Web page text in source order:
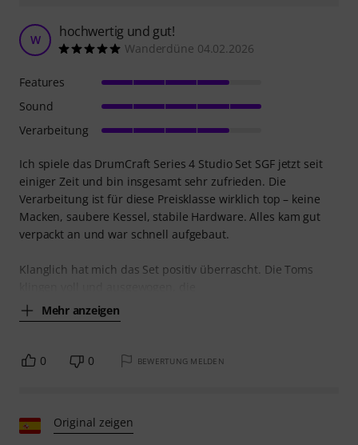
W hochwertig und gut!
Wanderdüne 04.02.2026
Ich spiele das DrumCraft Series 4 Studio Set SGF jetzt seit
einiger Zeit und bin insgesamt sehr zufrieden. Die
Verarbeitung ist für diese Preisklasse wirklich top – keine
Macken, saubere Kessel, stabile Hardware. Alles kam gut
verpackt an und war schnell aufgebaut.
Klanglich hat mich das Set positiv überrascht. Die Toms
Mehr anzeigen
Features
Sound
Verarbeitung
0 0 BEWERTUNG MELDEN
Original zeigen